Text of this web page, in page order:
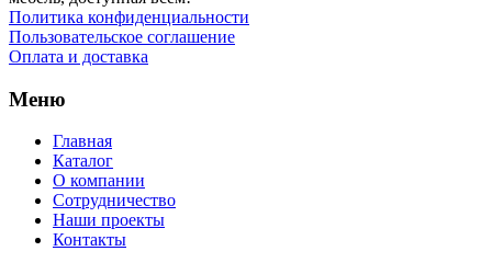
Политика конфиденциальности
Пользовательское соглашение
Оплата и доставка
Меню
Главная
Каталог
О компании
Сотрудничество
Наши проекты
Контакты